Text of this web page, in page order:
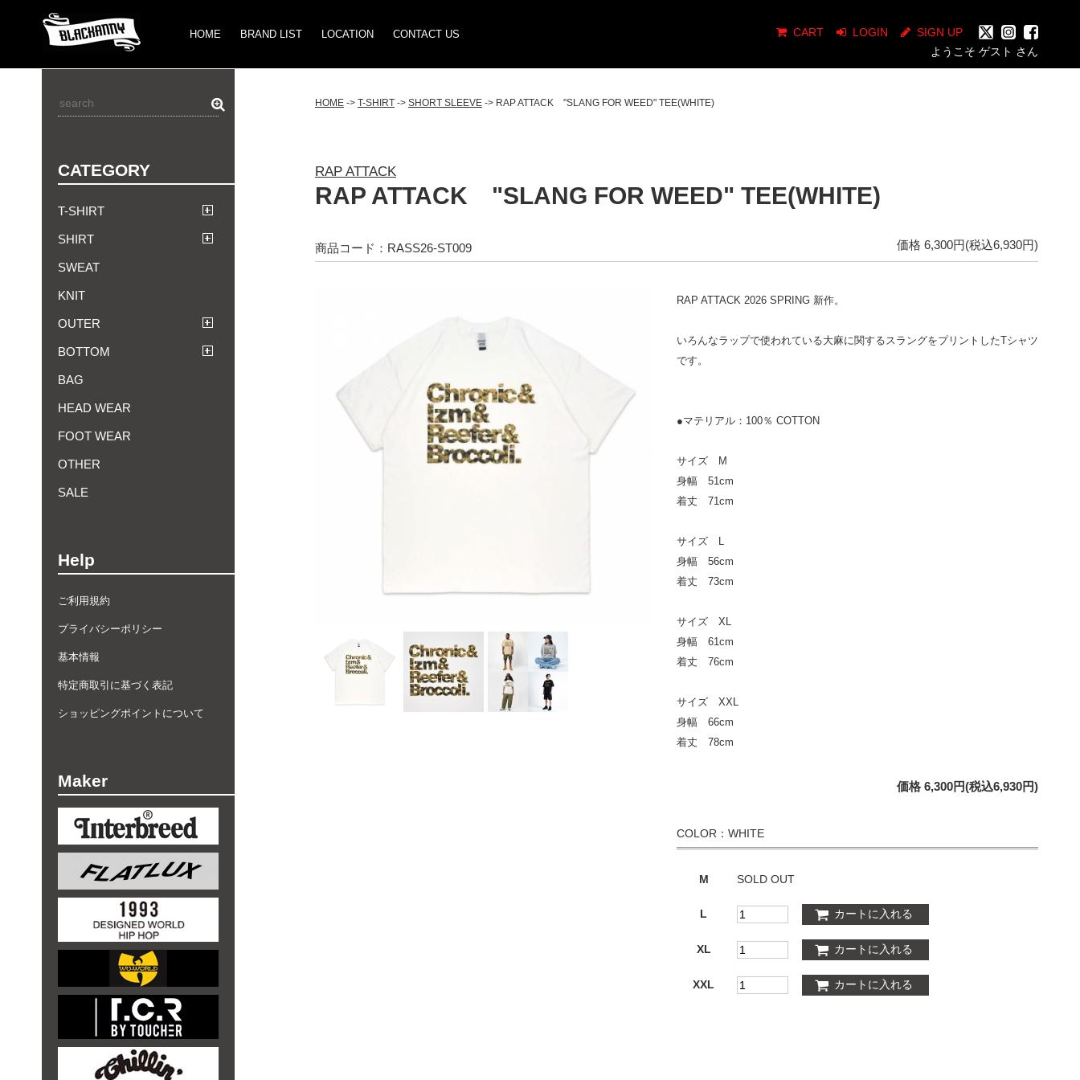
HOME BRAND LIST LOCATION CONTACT US SIGN UP
LOGIN
CART
ようこそ ゲスト さん
CATEGORY
T-SHIRT
SHIRT
SWEAT
KNIT
OUTER
BOTTOM
BAG
HEAD WEAR
FOOT WEAR
OTHER
SALE
Help
ご利用規約
プライバシーポリシー
基本情報
特定商取引に基づく表記
ショッピングポイントについて
Maker
HOME -> T-SHIRT -> SHORT SLEEVE -> RAP ATTACK "SLANG FOR WEED" TEE(WHITE)
RAP ATTACK
RAP ATTACK "SLANG FOR WEED" TEE(WHITE)
価格 6,300円(税込6,930円)
商品コード：RASS26-ST009
RAP ATTACK 2026 SPRING 新作。
いろんなラップで使われている大麻に関するスラングをプリントしたTシャツ
です。
●マテリアル：100％ COTTON
サイズ M
身幅 51cm
着丈 71cm
サイズ L
身幅 56cm
着丈 73cm
サイズ XL
身幅 61cm
着丈 76cm
サイズ XXL
身幅 66cm
着丈 78cm
価格 6,300円(税込6,930円)
COLOR：WHITE
M SOLD OUT
L
XL
XXL